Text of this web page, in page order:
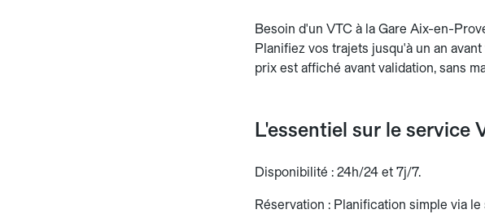
Besoin d'un VTC à la Gare Aix-en-
Planifiez vos trajets jusqu'à un an
prix est affiché avant validation, sans
L'essentiel sur le service
Disponibilité : 24h/24 et 7j/7.
Réservation : Planification simple via